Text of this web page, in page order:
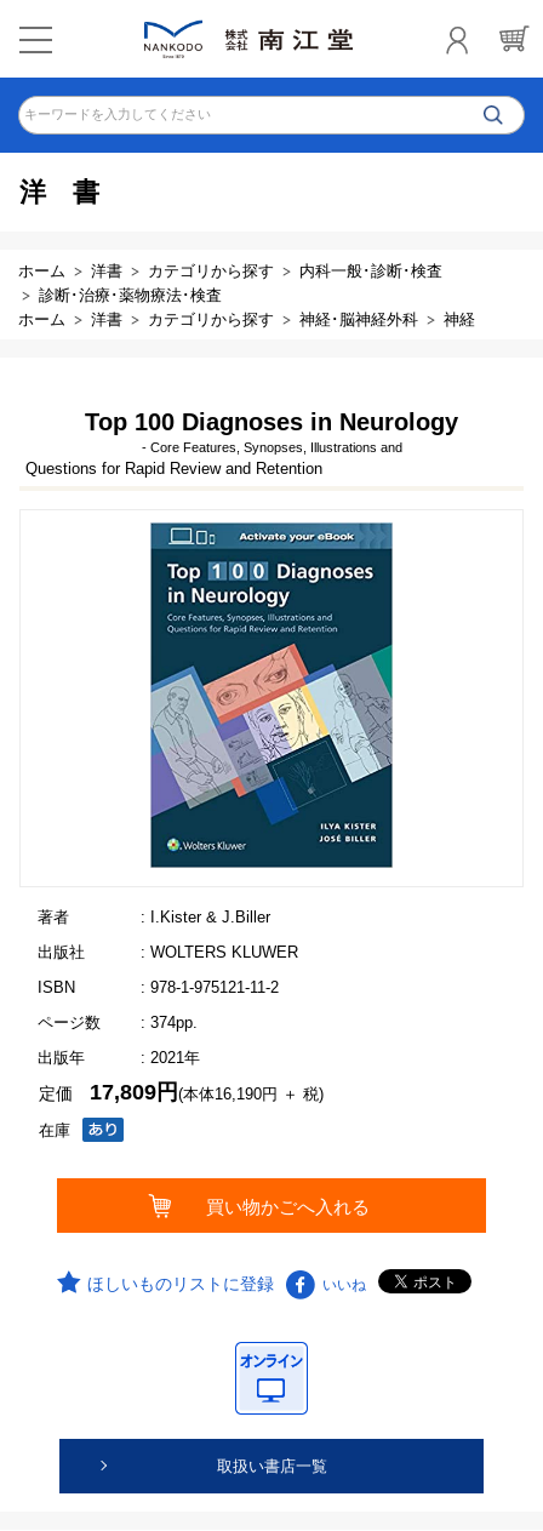
キーワードを入力してください
洋書
ホーム 洋書 カテゴリから探す
内科一般･診断･検査
診断･治療･薬物療法･検査
ホーム
洋書 カテゴリから探す 神経･脳神経外科 神経
Top 100 Diagnoses in Neurology
- Core Features, Synopses, Illustrations and
Questions for Rapid Review and Retention
著者
: I.Kister & J.Biller
出版社
: WOLTERS KLUWER
ISBN
: 978-1-975121-11-2
ページ数
: 374pp.
出版年
: 2021年
在庫
定価 17,809円(本体16,190円 ＋ 税)
ほしいものリストに登録 いいね
取扱い書店一覧